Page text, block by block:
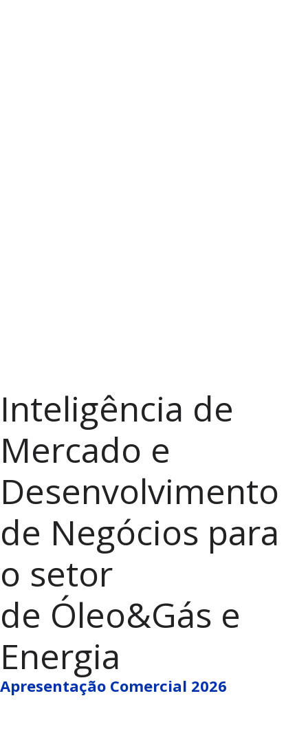
Inteligência de
Mercado e
Desenvolvimento
de Negócios para
o setor
de Óleo&Gás e
Energia
Apresentação Comercial 2026